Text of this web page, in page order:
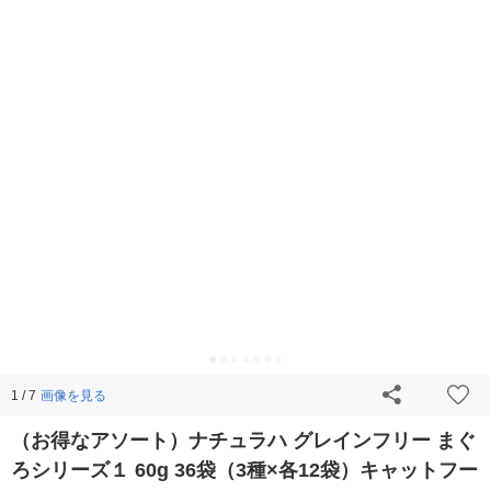
1 / 7 画像を見る
（お得なアソート）ナチュラハ グレインフリー まぐ
ろシリーズ１ 60g 36袋（3種×各12袋）キャットフー